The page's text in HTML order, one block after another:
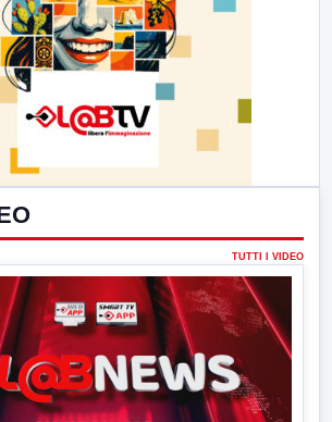
TUTTI I VIDEO